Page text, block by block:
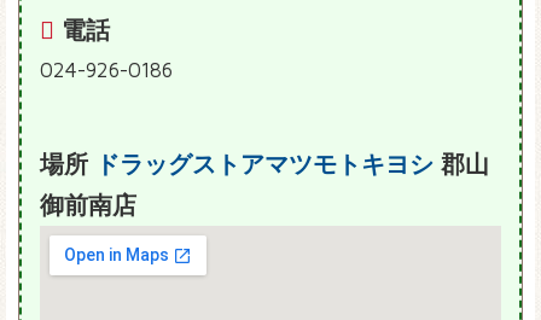
電話
024-926-0186
場所 ドラッグストアマツモトキヨシ 郡山
御前南店